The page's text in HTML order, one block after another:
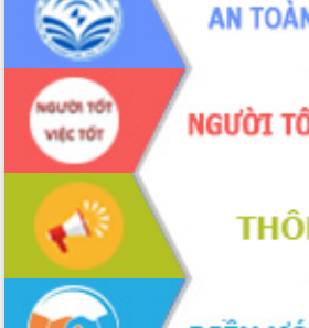
Phát động chiến dịch 30 ngày đêm
giải phóng mặt bằng Tuyến đường bộ
ven biển
Đắk Lắk nỗ lực thúc đẩy tăng trưởng
kinh tế từ 10% trở lên trong Quý
II/2026
Đắk Lắk ký kết thỏa thuận hợp tác về
chuyển đổi số giai đoạn 2026 – 2030
với Tập đoàn Bưu chính Viễn thông
Việt Nam
Thứ trưởng Bộ Y tế làm việc với tỉnh
Đắk Lắk về phát triển nhân lực y tế
cho trạm y tế cấp xã
Du lịch Đắk Lắk nâng tầm trải nghiệm